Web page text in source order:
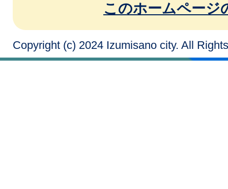
このホームページ
Copyright (c) 2024 Izumisano city. All